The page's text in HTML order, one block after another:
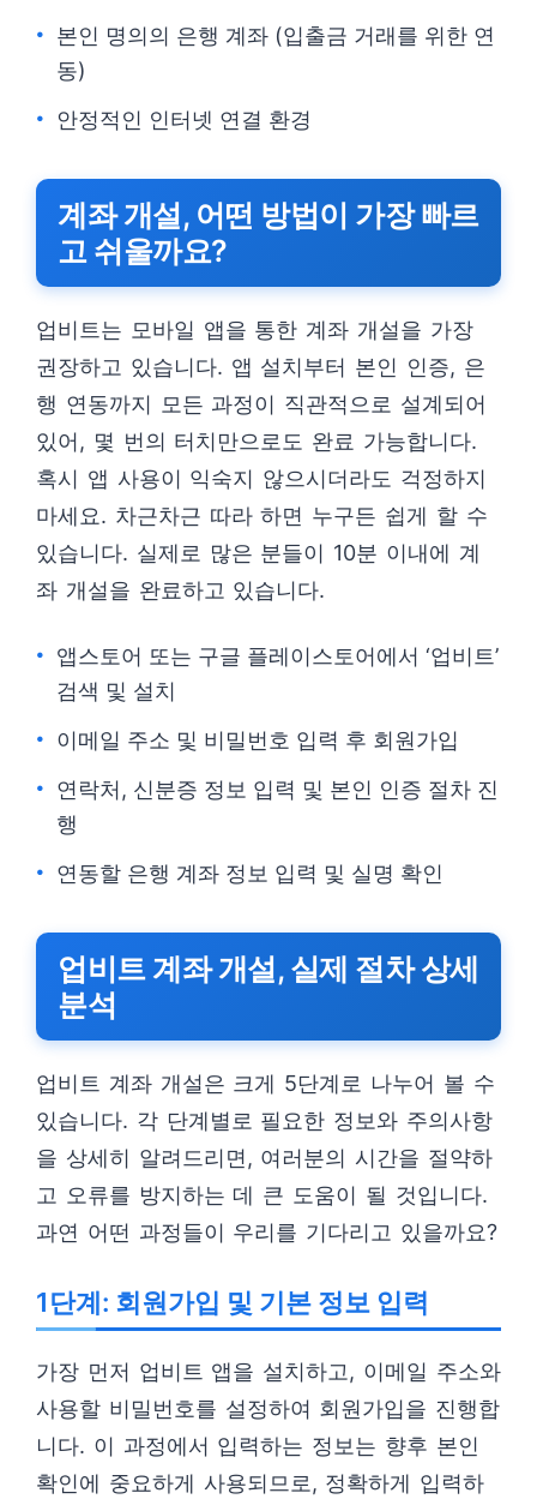
본인 명의의 은행 계좌 (입출금 거래를 위한 연
동)
안정적인 인터넷 연결 환경
계좌 개설, 어떤 방법이 가장 빠르
고 쉬울까요?
업비트는 모바일 앱을 통한 계좌 개설을 가장
권장하고 있습니다. 앱 설치부터 본인 인증, 은
행 연동까지 모든 과정이 직관적으로 설계되어
있어, 몇 번의 터치만으로도 완료 가능합니다.
혹시 앱 사용이 익숙지 않으시더라도 걱정하지
마세요. 차근차근 따라 하면 누구든 쉽게 할 수
있습니다. 실제로 많은 분들이 10분 이내에 계
좌 개설을 완료하고 있습니다.
앱스토어 또는 구글 플레이스토어에서 ‘업비트’
검색 및 설치
이메일 주소 및 비밀번호 입력 후 회원가입
연락처, 신분증 정보 입력 및 본인 인증 절차 진
행
연동할 은행 계좌 정보 입력 및 실명 확인
업비트 계좌 개설, 실제 절차 상세
분석
업비트 계좌 개설은 크게 5단계로 나누어 볼 수
있습니다. 각 단계별로 필요한 정보와 주의사항
을 상세히 알려드리면, 여러분의 시간을 절약하
고 오류를 방지하는 데 큰 도움이 될 것입니다.
과연 어떤 과정들이 우리를 기다리고 있을까요?
1단계: 회원가입 및 기본 정보 입력
가장 먼저 업비트 앱을 설치하고, 이메일 주소와
사용할 비밀번호를 설정하여 회원가입을 진행합
니다. 이 과정에서 입력하는 정보는 향후 본인
확인에 중요하게 사용되므로, 정확하게 입력하